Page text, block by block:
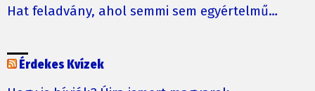
Hat feladvány, ahol semmi sem egyértelmű…
Érdekes Kvízek